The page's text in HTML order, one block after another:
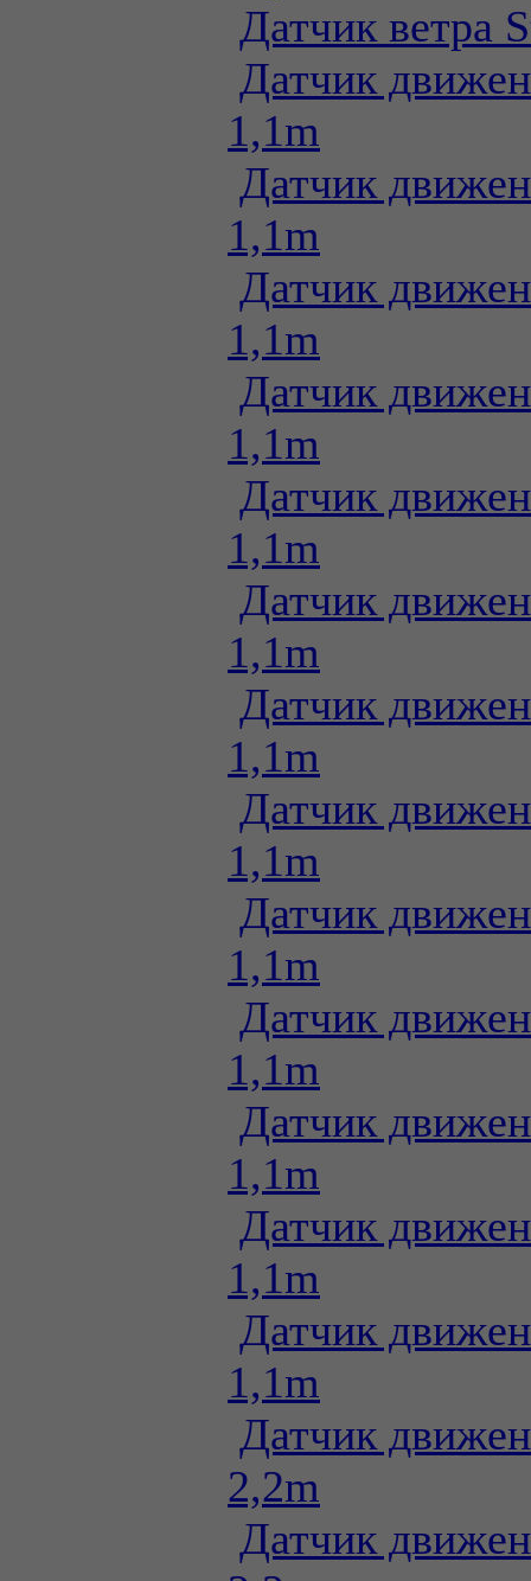
Датчик ветра
Датчик
1,1m
Датчик
1,1m
Датчик
1,1m
Датчик
1,1m
Датчик
1,1m
Датчик
1,1m
Датчик
1,1m
Датчик
1,1m
Датчик
1,1m
Датчик
1,1m
Датчик
1,1m
Датчик
1,1m
Датчик
1,1m
Датчик
2,2m
Датчик